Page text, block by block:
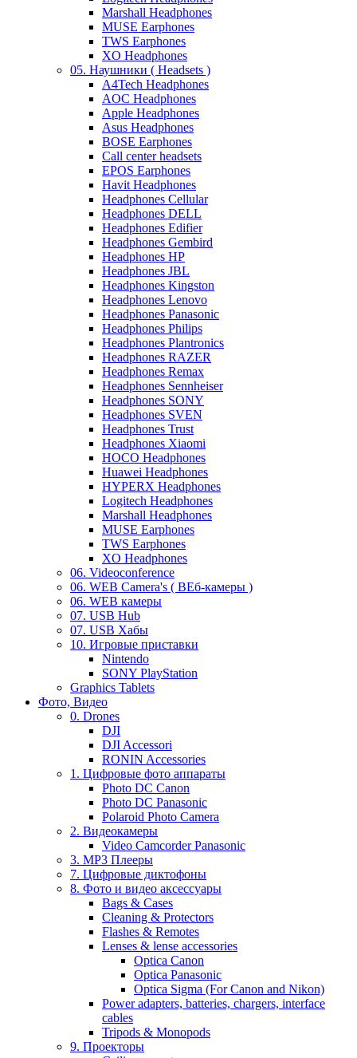
Marshall Headphones
MUSE Earphones
TWS Earphones
XO Headphones
05. Наушники ( Headsets )
A4Tech Headphones
AOC Headphones
Apple Headphones
Asus Headphones
BOSE Earphones
Call center headsets
EPOS Earphones
Havit Headphones
Headphones Cellular
Headphones DELL
Headphones Edifier
Headphones Gembird
Headphones HP
Headphones JBL
Headphones Kingston
Headphones Lenovo
Headphones Panasonic
Headphones Philips
Headphones Plantronics
Headphones RAZER
Headphones Remax
Headphones Sennheiser
Headphones SONY
Headphones SVEN
Headphones Trust
Headphones Xiaomi
HOCO Headphones
Huawei Headphones
HYPERX Headphones
Logitech Headphones
Marshall Headphones
MUSE Earphones
TWS Earphones
XO Headphones
06. Videoconference
06. WEB Camera's ( ВЕб-камеры )
06. WEB камеры
07. USB Hub
07. USB Хабы
10. Игровые приставки
Nintendo
SONY PlayStation
Graphics Tablets
Фото, Видео
0. Drones
DJI
DJI Accessori
RONIN Accessories
1. Цифровые фото аппараты
Photo DC Canon
Photo DC Panasonic
Polaroid Photo Camera
2. Видеокамеры
Video Camcorder Panasonic
3. MP3 Плееры
7. Цифровые диктофоны
8. Фото и видео аксессуары
Bags & Cases
Cleaning & Protectors
Flashes & Remotes
Lenses & lense accessories
Optica Canon
Optica Panasonic
Optica Sigma (For Canon and Nikon)
Power adapters, batteries, chargers, interface
cables
Tripods & Monopods
9. Проекторы